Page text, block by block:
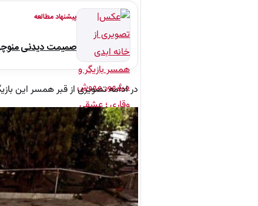
پیشنهاد مطالعه
صمیمت دیدنی
در ادامه تصویری از قبر همسر این